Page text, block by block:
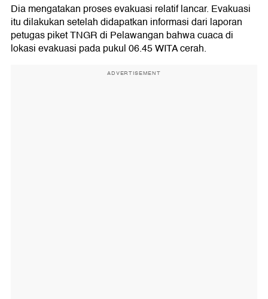
Dia mengatakan proses evakuasi relatif lancar. Evakuasi
itu dilakukan setelah didapatkan informasi dari laporan
petugas piket TNGR di Pelawangan bahwa cuaca di
lokasi evakuasi pada pukul 06.45 WITA cerah.
ADVERTISEMENT